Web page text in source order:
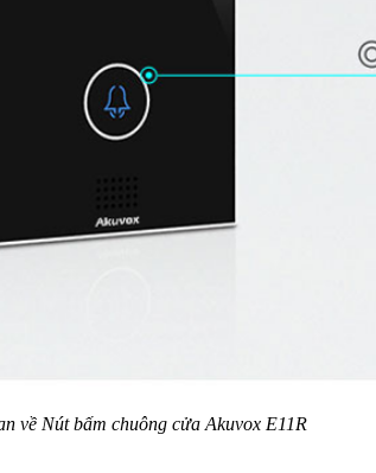
về Nút bấm chuông cửa Akuvox E11R